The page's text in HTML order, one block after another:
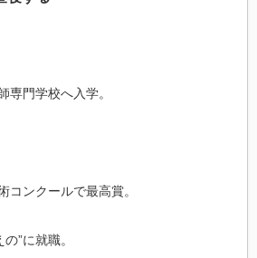
専門学校へ入学。
コンクールで最高賞。
”に就職。